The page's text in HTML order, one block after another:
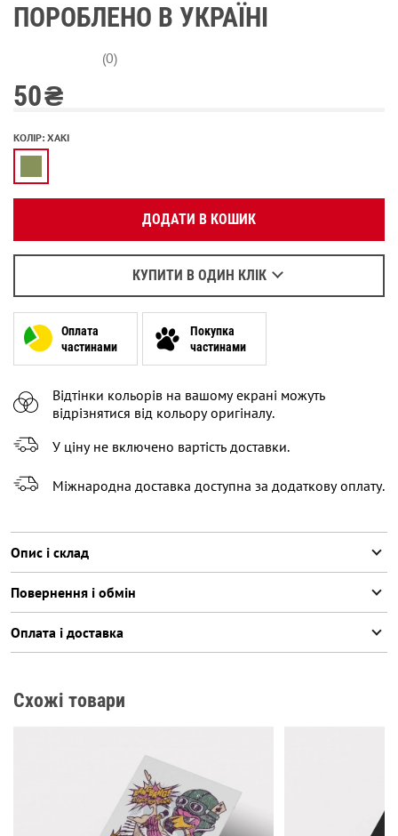
ПОРОБЛЕНО В УКРАЇНІ
(0)
50₴
КОЛІР: ХАКІ
ДОДАТИ В КОШИК
КУПИТИ В ОДИН КЛІК
Написати у WhatsApp
Оплата
частинами
Покупка
частинами
Відтінки кольорів на вашому екрані можуть
відрізнятися від кольору оригіналу.
У ціну не включено вартість доставки.
Міжнародна доставка доступна за додаткову оплату.
Опис і склад
Повернення і обмін
Оплата і доставка
Схожі товари